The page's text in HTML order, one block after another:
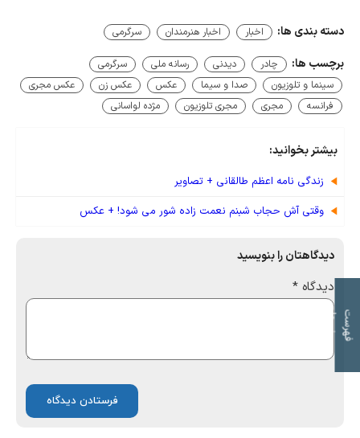
ف
ه
ر
س
ت
م
و
ض
و
ع
ات
دسته بندی ها: اخبار اخبار هنرمندان سرگرمی
برچسب ها: چادر دیدنی رسانه ملی
سرگرمی
سینما و تلوزیون
صدا و سیما عکس عکس زن
عکس مجری
فرانسه
مجری مجری تلوزیون مژده لواسانی
بیشتر بخوانید:
زندگی نامه اعظم طالقانی + تصاویر
وقتی آش حجاب شبنم نعمت زاده شور می شود! + عکس
دیدگاهتان را بنویسید
دیدگاه *